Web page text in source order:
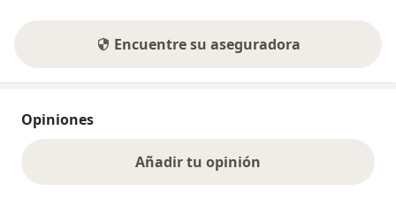
Encuentre su aseguradora
Opiniones
Añadir tu opinión